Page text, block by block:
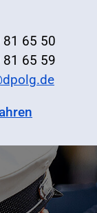
65 50
81 65 59